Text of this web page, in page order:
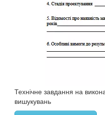
Технічне завдання на
вишукувань